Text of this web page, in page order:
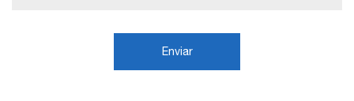
Enviar